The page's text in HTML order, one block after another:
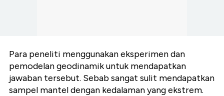
Para peneliti menggunakan eksperimen dan
pemodelan geodinamik untuk mendapatkan
jawaban tersebut. Sebab sangat sulit mendapatkan
sampel mantel dengan kedalaman yang ekstrem.